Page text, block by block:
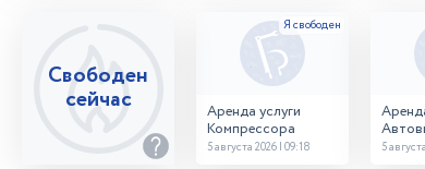
Свободен
сейчас
Аренда услуги
Компрессора
5 августа 2026 | 09:18 5